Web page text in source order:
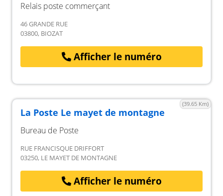
Relais poste commerçant
46 GRANDE RUE
03800, BIOZAT
Afficher le numéro
(39.65 Km)
La Poste Le mayet de montagne
Bureau de Poste
RUE FRANCISQUE DRIFFORT
03250, LE MAYET DE MONTAGNE
Afficher le numéro